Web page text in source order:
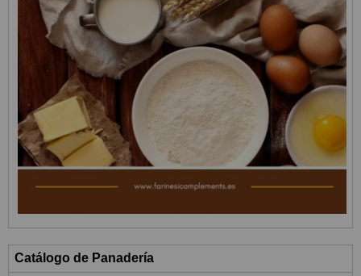
Catálogo de Panadería